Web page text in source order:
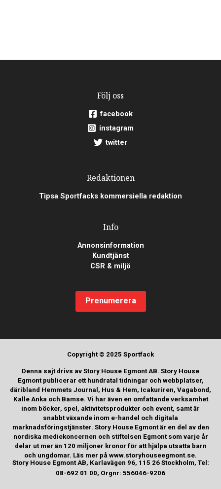
Följ oss
facebook
instagram
twitter
Redaktionen
Tipsa Sportfacks kommersiella redaktion
Info
Annonsinformation
Kundtjänst
CSR & miljö
Prenumerera
Copyright © 2025 Sportfack
Denna sajt drivs av Story House Egmont AB. Story House
Egmont publicerar ett hundratal tidningar och webbplatser,
däribland Hemmets Journal, Hus & Hem, Icakuriren, Vagabond,
Kalle Anka och Bamse. Vi har även en omfattande verksamhet
inom böcker, spel, aktivitetsprodukter och event, samt är
snabbt växande inom e-handel och digitala
marknadsföringstjänster. Story House Egmont är en del av den
nordiska mediekoncernen och stiftelsen Egmont som varje år
delar ut mer än 120 miljoner kronor för att hjälpa utsatta barn
och ungdomar. Läs mer på www.storyhouseegmont.se.
Story House Egmont AB, Karlavägen 96, 115 26 Stockholm, Tel:
08-692 01 00, Orgnr: 556046-9206